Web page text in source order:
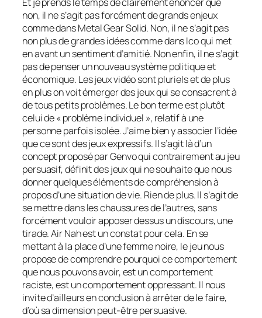
non, il ne s’agit pas forcément de grands enjeux
comme dansMetal Gear Solid. Non, il ne s’agit pas
non plus de grandes idées comme dansIcoqui met
en avant un sentiment d’amitié. Non enfin, il ne s’agit
pas de penser un nouveau système politique et
économique. Les jeux vidéo sont pluriels et de plus
en plus on voit émerger des jeux qui se consacrent à
de tous petits problèmes. Le bon terme est plutôt
celui de « problème individuel », relatif à une
personne parfois isolée. J’aime bien y associer l’idée
que ce sont des jeux expressifs. Il s’agit là d’un
concept proposé par Genvo qui contrairement au jeu
persuasif, définit des jeux qui ne souhaite que nous
donner quelques éléments de compréhension à
propos d’une situation de vie. Rien de plus. Il s’agit de
se mettre dans les chaussures de l’autres, sans
forcément vouloir apposer dessus un discours, une
tirade.Air Nahest un constat pour cela. En se
mettant à la place d’une femme noire, le jeu nous
propose de comprendre pourquoi ce comportement
que nous pouvons avoir, est un comportement
raciste, est un comportement oppressant. Il nous
invite d’ailleurs en conclusion à arrêter de le faire,
d’où sa dimension peut-être persuasive.